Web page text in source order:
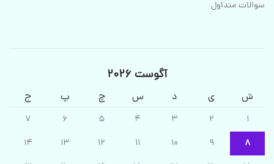
سوالات متداول
آگوست 2026
ش ی د س چ پ ج
1
2
3
4
5
6
7
8
9
10
11
12
13
14